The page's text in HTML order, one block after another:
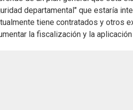
departamental" que estaría
tiene contratados y otros
la fiscalización y la